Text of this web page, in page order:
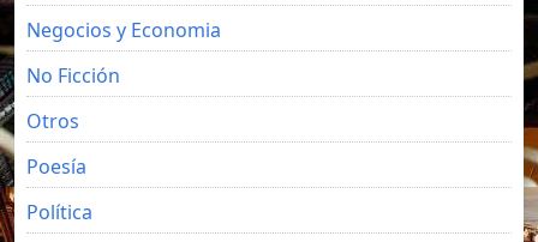
Negocios y Economia
No Ficción
Otros
Poesía
Política